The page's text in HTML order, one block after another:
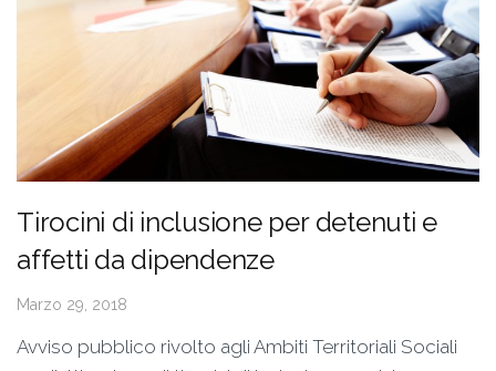
Tirocini di inclusione per detenuti e
affetti da dipendenze
Marzo 29, 2018
Avviso pubblico rivolto agli Ambiti Territoriali Sociali